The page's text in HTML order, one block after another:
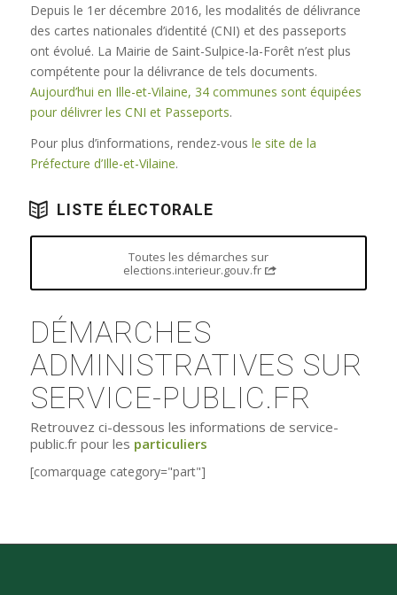
Depuis le 1er décembre 2016, les modalités de délivrance
des cartes nationales d’identité (CNI) et des passeports
ont évolué. La Mairie de Saint-Sulpice-la-Forêt n’est plus
compétente pour la délivrance de tels documents.
Aujourd’hui en Ille-et-Vilaine, 34 communes sont équipées
pour délivrer les CNI et Passeports.
Pour plus d’informations, rendez-vous le site de la
Préfecture d’Ille-et-Vilaine.
LISTE ÉLECTORALE
Toutes les démarches sur
elections.interieur.gouv.fr
DÉMARCHES
ADMINISTRATIVES SUR
SERVICE-PUBLIC.FR
Retrouvez ci-dessous les informations de service-
public.fr pour les particuliers
[comarquage category="part"]